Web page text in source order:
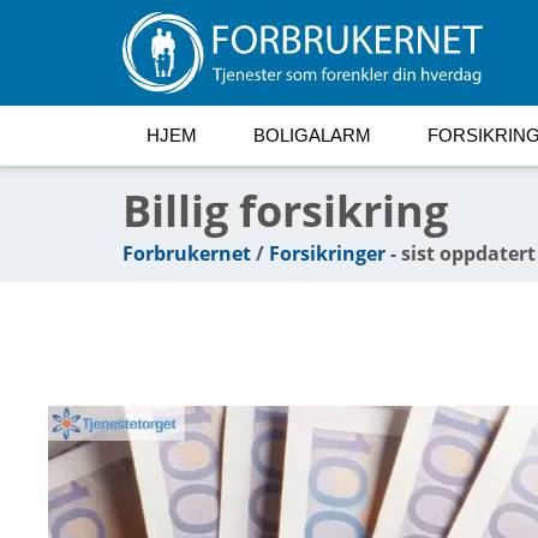
HJEM BOLIGALARM
Billig forsikring
Forbrukernet/ Forsikringer- sist